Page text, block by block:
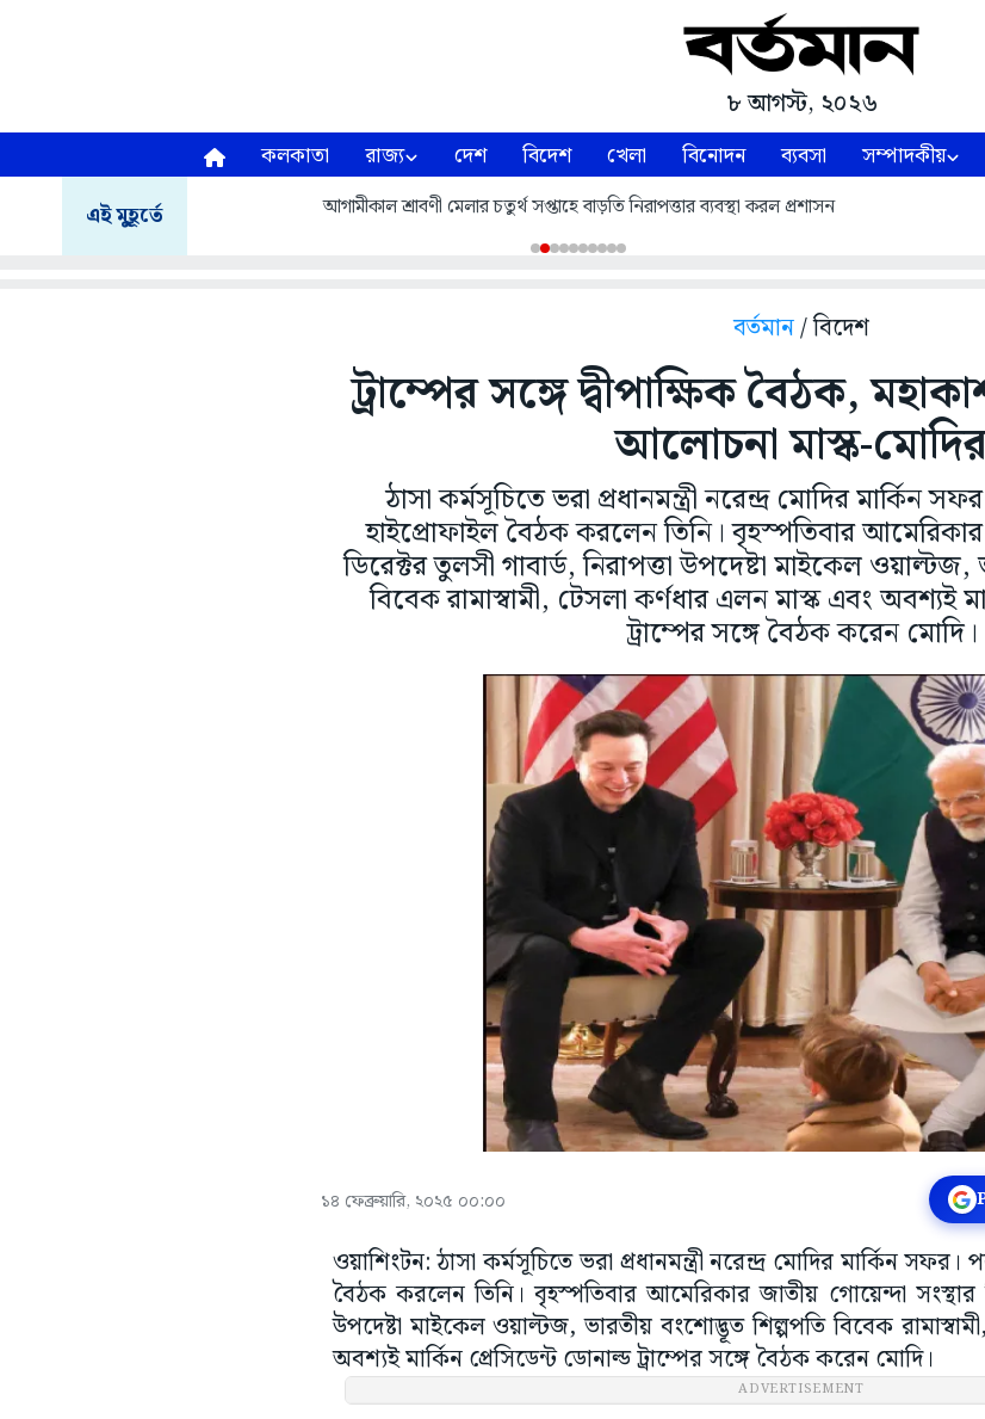
৮ আগস্ট, ২০২৬
কলকাতা রাজ্য দেশ বিদেশ খেলা বিনোদন ব্যবসা সম্পাদকীয়
এই মুহূর্তে আগামীকাল শ্রাবণী মেলার চতুর্থ সপ্তাহে বাড়তি নিরাপত্তার ব্যবস্থা করল প্রশাসন
বর্তমান/ বিদেশ
ট্রাম্পের সঙ্গে দ্বীপাক্ষিক বৈঠক,
আলোচনা মাস্ক-
ঠাসা কর্মসূচিতে ভরা প্রধানমন্ত্রী নরেন্দ্র মোদির মার্কিন
হাইপ্রোফাইল বৈঠক করলেন তিনি। বৃহস্পতিবার
ডিরেক্টর তুলসী গাবার্ড, নিরাপত্তা উপদেষ্টা মাইকেল ওয়াল্টজ,
বিবেক রামাস্বামী, টেসলা কর্ণধার এলন মাস্ক এবং অবশ্যই
ট্রাম্পের সঙ্গে বৈঠক করেন মোদি।
১৪ ফেব্রুয়ারি, ২০২৫ ০০:০০
ওয়াশিংটন: ঠাসা কর্মসূচিতে ভরা প্রধানমন্ত্রী নরেন্দ্র মোদির মার্কিন
বৈঠক করলেন তিনি। বৃহস্পতিবার আমেরিকার জাতীয় গোয়েন্দা সংস্থার
উপদেষ্টা মাইকেল ওয়াল্টজ, ভারতীয় বংশোদ্ভূত শিল্পপতি বিবেক
অবশ্যই মার্কিন প্রেসিডেন্ট ডোনাল্ড ট্রাম্পের সঙ্গে বৈঠক করেন মোদি।
ADVERTISEMENT